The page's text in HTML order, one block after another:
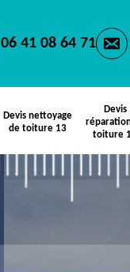
06 41 08 64 71
Devis nettoyage
de toiture 13
Devis
toiture